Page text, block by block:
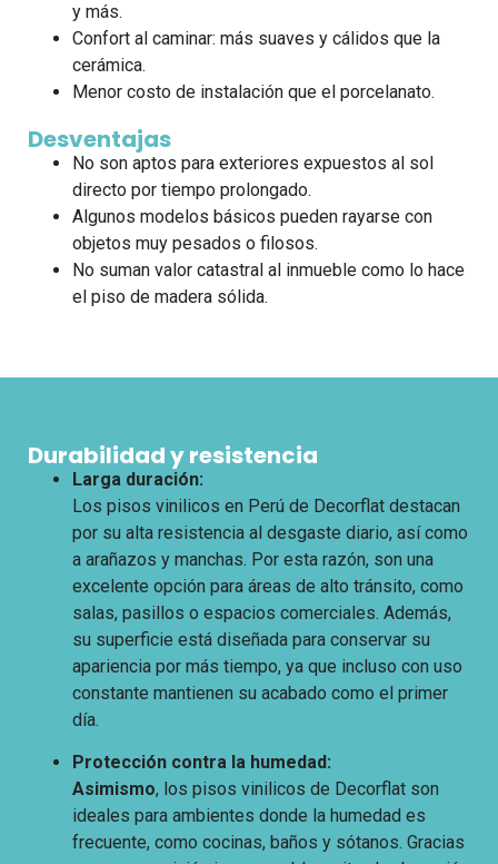
y más.
Confort al caminar: más suaves y cálidos que la
cerámica.
Menor costo de instalación que el porcelanato.
Desventajas
No son aptos para exteriores expuestos al sol
directo por tiempo prolongado.
Algunos modelos básicos pueden rayarse con
objetos muy pesados o filosos.
No suman valor catastral al inmueble como lo hace
el piso de madera sólida.
Durabilidad y resistencia
Larga duración:
Los pisos vinilicos en Perú de Decorflat destacan
por su alta resistencia al desgaste diario, así como
a arañazos y manchas. Por esta razón, son una
excelente opción para áreas de alto tránsito, como
salas, pasillos o espacios comerciales. Además,
su superficie está diseñada para conservar su
apariencia por más tiempo, ya que incluso con uso
constante mantienen su acabado como el primer
día.
Protección contra la humedad:
Asimismo, los pisos vinilicos de Decorflat son
ideales para ambientes donde la humedad es
frecuente, como cocinas, baños y sótanos. Gracias